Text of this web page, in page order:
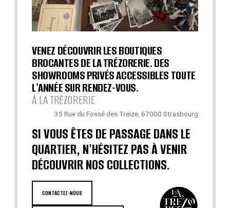
VENEZ DÉCOUVRIR LES BOUTIQUES
BROCANTES DE LA TRÉZORERIE. DES
SHOWROOMS PRIVÉS ACCESSIBLES TOUTE
L'ANNÉE SUR RENDEZ-VOUS.
À LA TRÉZORERIE
35 Rue du Fossé des Treize, 67000 Strasbourg
SI VOUS ÊTES DE PASSAGE DANS LE
QUARTIER, N'HÉSITEZ PAS À VENIR
DÉCOUVRIR NOS COLLECTIONS.
CONTACTEZ-NOUS